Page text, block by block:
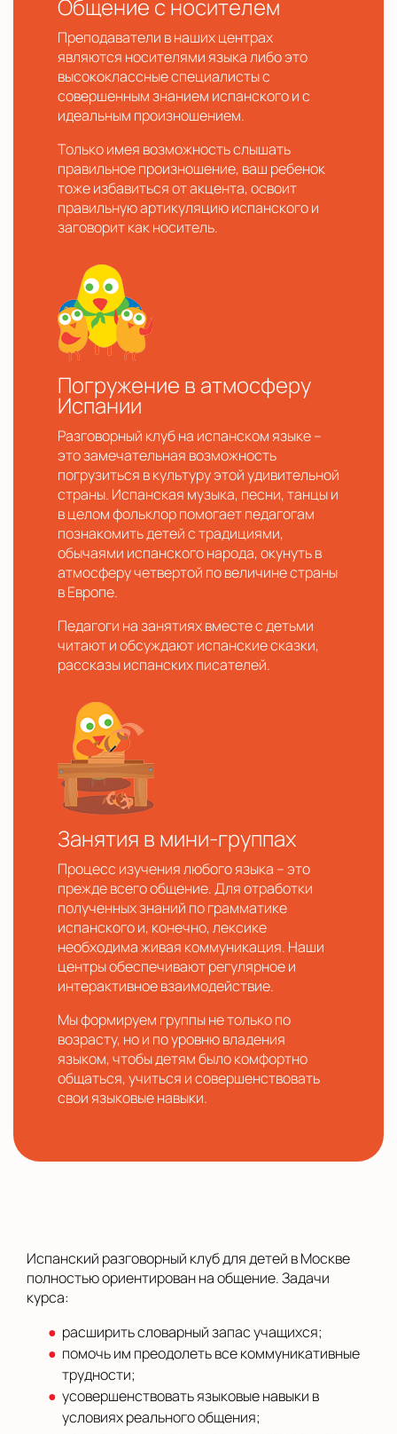
Общение с носителем
Преподаватели в наших центрах
являются носителями языка либо это
высококлассные специалисты с
совершенным знанием испанского и с
идеальным произношением.
Только имея возможность слышать
правильное произношение, ваш ребенок
тоже избавиться от акцента, освоит
правильную артикуляцию испанского и
заговорит как носитель.
Погружение в атмосферу
Испании
Разговорный клуб на испанском языке –
это замечательная возможность
погрузиться в культуру этой удивительной
страны. Испанская музыка, песни, танцы и
в целом фольклор помогает педагогам
познакомить детей с традициями,
обычаями испанского народа, окунуть в
атмосферу четвертой по величине страны
в Европе.
Педагоги на занятиях вместе с детьми
читают и обсуждают испанские сказки,
рассказы испанских писателей.
Занятия в мини-группах
Процесс изучения любого языка – это
прежде всего общение. Для отработки
полученных знаний по грамматике
испанского и, конечно, лексике
необходима живая коммуникация. Наши
центры обеспечивают регулярное и
интерактивное взаимодействие.
Мы формируем группы не только по
возрасту, но и по уровню владения
языком, чтобы детям было комфортно
общаться, учиться и совершенствовать
свои языковые навыки.
Испанский разговорный клуб для детей в Москве
полностью ориентирован на общение. Задачи
курса:
расширить словарный запас учащихся;
помочь им преодолеть все коммуникативные
трудности;
усовершенствовать языковые навыки в
условиях реального общения;